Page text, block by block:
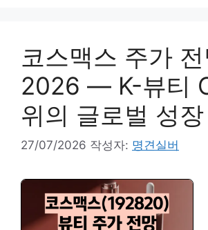
코스맥스 주가
2026 — K-뷰티
위의 글로벌 성
27/07/2026 작성자: 명견실버